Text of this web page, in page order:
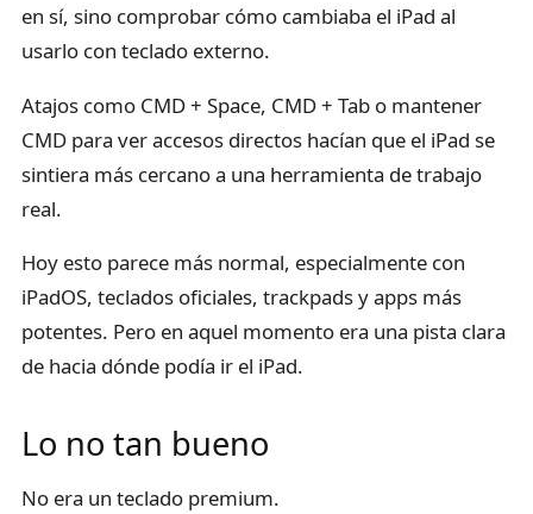
en sí, sino comprobar cómo cambiaba el iPad al
usarlo con teclado externo.
Atajos como CMD + Space, CMD + Tab o mantener
CMD para ver accesos directos hacían que el iPad se
sintiera más cercano a una herramienta de trabajo
real.
Hoy esto parece más normal, especialmente con
iPadOS, teclados oficiales, trackpads y apps más
potentes. Pero en aquel momento era una pista clara
de hacia dónde podía ir el iPad.
Lo no tan bueno
No era un teclado premium.